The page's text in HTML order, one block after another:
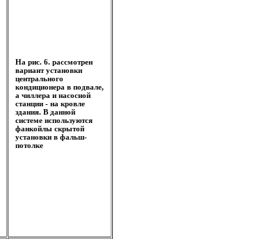
На рис. 6. рассмотрен
вариант установки
центрального
кондиционера в подвале,
а чиллера и насосной
станции - на кровле
здания. В данной
системе используются
фанкойлы скрытой
установки в фальш-
потолке